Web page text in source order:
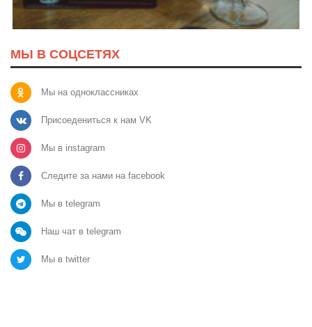
МЫ В СОЦСЕТЯХ
Мы на одноклассниках
Присоедениться к нам VK
Мы в instagram
Следите за нами на facebook
Мы в telegram
Наш чат в telegram
Мы в twitter